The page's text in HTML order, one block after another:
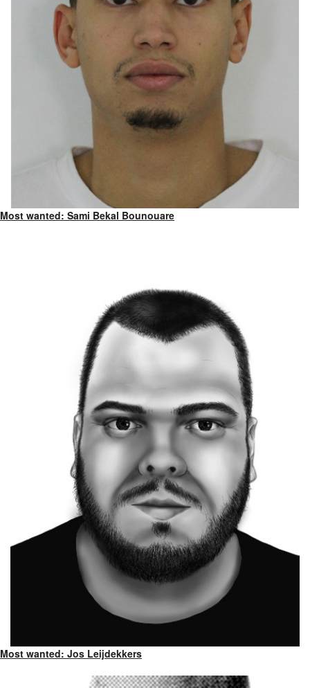
Most wanted: Sami Bekal Bounouare
Most wanted: Jos Leijdekkers